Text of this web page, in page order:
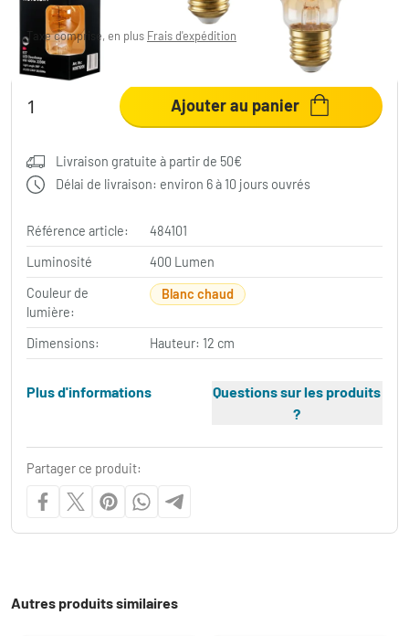
Vous économisez PVC:
Taxe comprise, en plus Frais d'expédition
Fiche produit
Ajouter au panier
Livraison gratuite à partir de 50€
Délai de livraison: environ 6 à 10 jours ouvrés
Référence article:
484101
Luminosité
400 Lumen
Couleur de
lumière:
Blanc chaud
Dimensions: Hauteur: 12 cm
Plus d'informations
Questions sur les produits
?
Partager ce produit:
Autres produits similaires